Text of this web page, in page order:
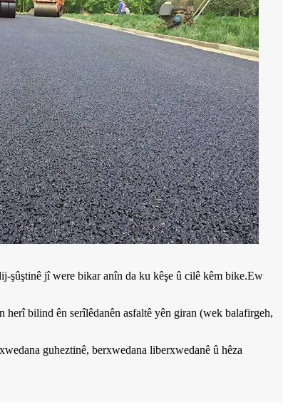
şûştinê jî were bikar anîn da ku kêşe û cilê kêm bike.Ew
herî bilind ên serîlêdanên asfaltê yên giran (wek balafirgeh,
guheztinê, berxwedana liberxwedanê û hêza